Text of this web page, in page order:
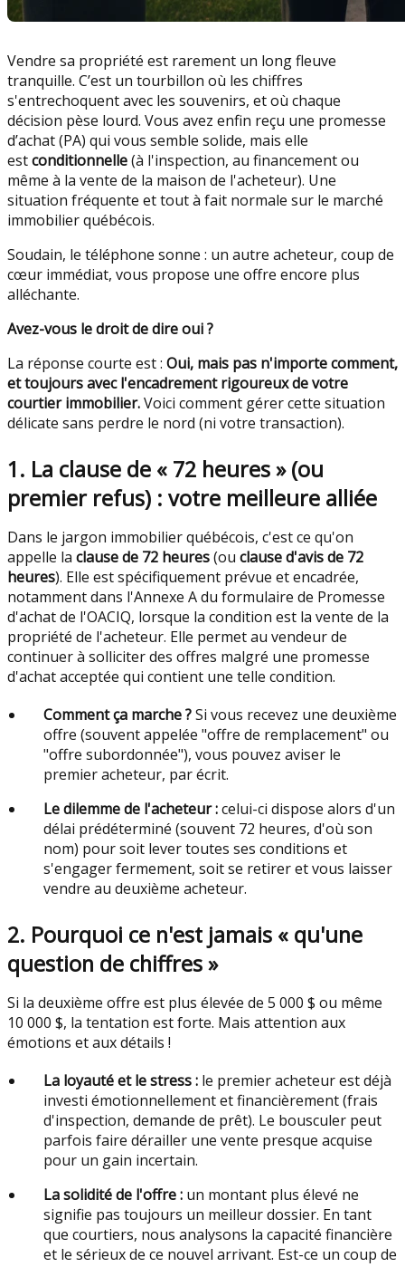
Vendre sa propriété est rarement un long fleuve
tranquille. C’est un tourbillon où les chiffres
s'entrechoquent avec les souvenirs, et où chaque
décision pèse lourd. Vous avez enfin reçu une promesse
d’achat (PA) qui vous semble solide, mais elle
estconditionnelle(à l'inspection, au financement ou
même à la vente de la maison de l'acheteur). Une
situation fréquente et tout à fait normale sur le marché
immobilier québécois.
Soudain, le téléphone sonne : un autre acheteur, coup de
cœur immédiat, vous propose une offre encore plus
alléchante.
Avez-vous le droit de dire oui ?
La réponse courte est : Oui, mais pas n'importe comment,
et toujours avec l'encadrement rigoureux de votre
courtier immobilier.Voici comment gérer cette situation
délicate sans perdre le nord (ni votre transaction).
1. La clause de « 72 heures » (ou
premier refus) : votre meilleure alliée
Dans le jargon immobilier québécois, c'est ce qu'on
appelle la clause de 72 heures(ou clause d'avis de 72
heures). Elle est spécifiquement prévue et encadrée,
notamment dans l'Annexe A du formulaire de Promesse
d'achat de l'OACIQ, lorsque la condition est la vente de la
propriété de l'acheteur. Elle permet au vendeur de
continuer à solliciter des offres malgré une promesse
d'achat acceptée qui contient une telle condition.
Comment ça marche ?Si vous recevez une deuxième
offre (souvent appelée "offre de remplacement" ou
"offre subordonnée"), vous pouvez aviser le
premier acheteur, par écrit.
Le dilemme de l'acheteur :celui-ci dispose alors d'un
délai prédéterminé (souvent 72 heures, d'où son
nom) pour soit lever toutes ses conditions et
s'engager fermement, soit se retirer et vous laisser
vendre au deuxième acheteur.
2. Pourquoi ce n'est jamais « qu'une
question de chiffres »
Si la deuxième offre est plus élevée de 5 000 $ ou même
10 000 $, la tentation est forte. Mais attention aux
émotions et aux détails !
La loyauté et le stress : le premier acheteur est déjà
investi émotionnellement et financièrement (frais
d'inspection, demande de prêt). Le bousculer peut
parfois faire dérailler une vente presque acquise
pour un gain incertain.
La solidité de l'offre : un montant plus élevé ne
signifie pas toujours un meilleur dossier. En tant
que courtiers, nous analysons la capacité financière
et le sérieux de ce nouvel arrivant. Est-ce un coup de